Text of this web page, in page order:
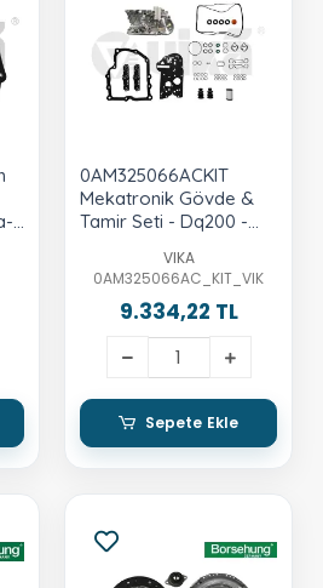
0AM325066ACKIT
Mekatronik Gövde &
Tamir Seti - Dq200 -
Caddy-Octavia-
Superb-Yeti-Toledo-
Leon-A3
VIKA
0AM325066AC_KIT_VIK
9.334,22 TL
Sepete Ekle